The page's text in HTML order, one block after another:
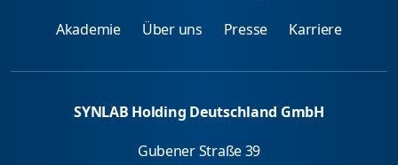
Akademie Über uns Presse Karriere
SYNLAB Holding Deutschland GmbH
Gubener Straße 39